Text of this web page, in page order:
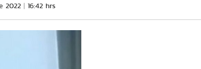
2022 16:42 hrs